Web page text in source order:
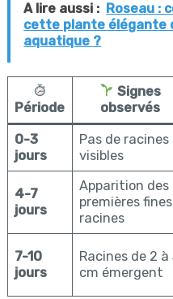
A lire aussi : Roseau :
cette plante élégante
aquatique ?
Période
Signes
observés
0-3
jours
Pas de racines
visibles
4-7
jours
Apparition des
premières fines
racines
7-10
jours
Racines de 2 à
cm émergent